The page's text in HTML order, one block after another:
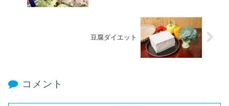
豆腐ダイエット
コメント